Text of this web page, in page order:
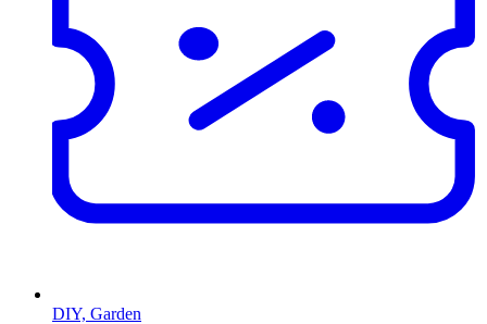
DIY, Garden